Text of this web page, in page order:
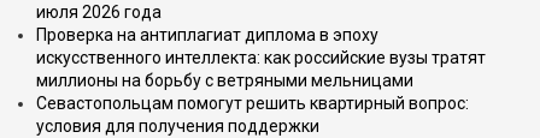
июля 2026 года
Проверка на антиплагиат диплома в эпоху
искусственного интеллекта: как российские вузы тратят
миллионы на борьбу с ветряными мельницами
Севастопольцам помогут решить квартирный вопрос:
условия для получения поддержки